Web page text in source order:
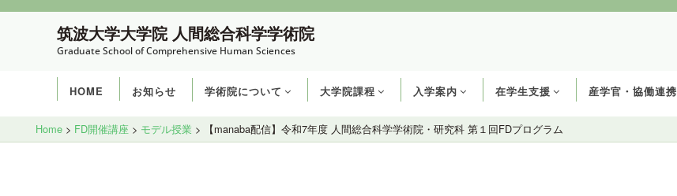
コ
ス
筑波大学大学院 人間総合科学学術院
Graduate School of Comprehensive Human Sciences
HOME お知らせ 学術院について 大学院課程 入学案内 在学生支援 産学官・協働連携
Overlay
Home > FD開催講座 > モデル授業 > 【manaba配信】令和7年度 人間総合科学学術院・研究科 第１回FDプログラム